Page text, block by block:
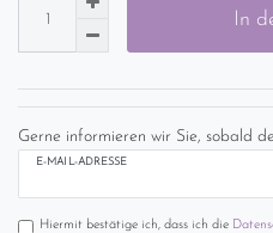
In
Gerne informieren wir Sie, sobald
E-MAIL-ADRESSE
Hiermit bestätige ich, dass ich die